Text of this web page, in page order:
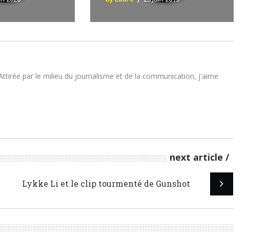
par le milieu du journalisme et de la communication, j'aime
next article
Lykke Li et le clip tourmenté de Gunshot